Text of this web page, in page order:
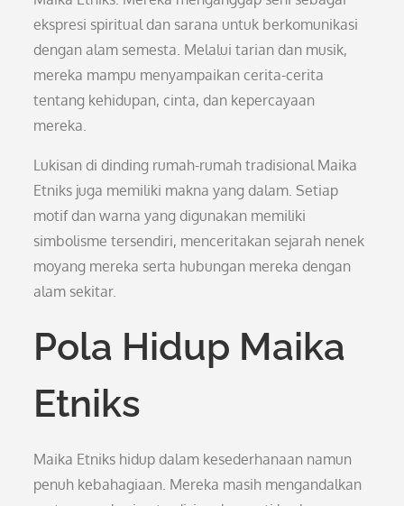
ekspresi spiritual dan sarana untuk berkomunikasi
dengan alam semesta. Melalui tarian dan musik,
mereka mampu menyampaikan cerita-cerita
tentang kehidupan, cinta, dan kepercayaan
mereka.
Lukisan di dinding rumah-rumah tradisional Maika
Etniks juga memiliki makna yang dalam. Setiap
motif dan warna yang digunakan memiliki
simbolisme tersendiri, menceritakan sejarah nenek
moyang mereka serta hubungan mereka dengan
alam sekitar.
Pola Hidup Maika
Etniks
Maika Etniks hidup dalam kesederhanaan namun
penuh kebahagiaan. Mereka masih mengandalkan